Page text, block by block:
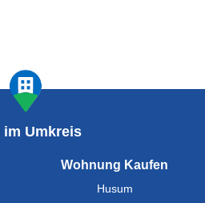
im Umkreis
Wohnung Kaufen
Husum